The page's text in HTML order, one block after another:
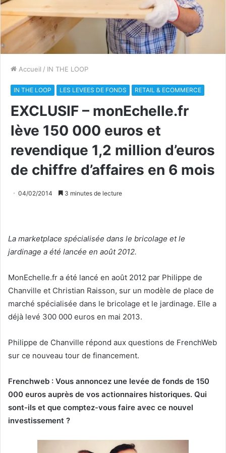
Accueil / IN THE LOOP
IN THE LOOP LES LEVEES DE FONDS RETAIL & ECOMMERCE
EXCLUSIF – monEchelle.fr
lève 150 000 euros et
revendique 1,2 million d’euros
de chiffre d’affaires en 6 mois
04/02/2014 3 minutes de lecture
La marketplace spécialisée dans le bricolage et le
jardinage a été lancée en août 2012.
MonEchelle.fr a été lancé en août 2012 par Philippe de
Chanville et Christian Raisson, sur un modèle de place de
marché spécialisée dans le bricolage et le jardinage. Elle a
déjà levé 300 000 euros en mai 2013.
Philippe de Chanville répond aux questions de FrenchWeb
sur ce nouveau tour de financement.
Frenchweb : Vous annoncez une levée de fonds de 150
000 euros auprès de vos actionnaires historiques. Qui
sont-ils et que comptez-vous faire avec ce nouvel
investissement ?